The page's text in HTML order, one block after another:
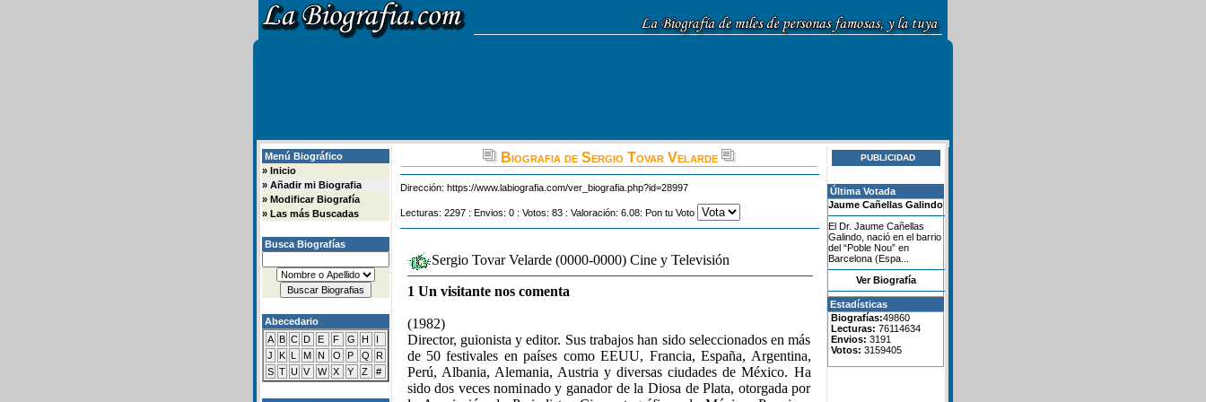
Menú Biográfico
» Inicio
» Añadir mi Biografia
» Modificar Biografía
» Las más Buscadas
Busca Biografías
Abecedario
A B C D E F G H
I
J
K L M N O P Q
R
S T U V W X Y Z #
Biografia de Sergio Tovar Velarde
Dirección: https://www.labiografia.com/ver_biografia.php?id=28997
Lecturas: 2297 : Envios: 0 : Votos: 83 : Valoración: 6.08: Pon tu Voto
Sergio Tovar Velarde (0000-0000) Cine y Televisión
1 Un visitante nos comenta
(1982)
Director, guionista y editor. Sus trabajos han sido seleccionados en más
de 50 festivales en países como EEUU, Francia, España, Argentina,
Perú, Albania, Alemania, Austria y diversas ciudades de México. Ha
sido dos veces nominado y ganador de la Diosa de Plata, otorgada por
PUBLICIDAD
Última Votada
Jaume Cañellas Galindo
El Dr. Jaume Cañellas
Galindo, nació en el barrio
del “Poble Nou” en
Barcelona (Espa...
Ver Biografía
Estadísticas
Biografías:49860
Lecturas: 76114634
Envios: 3191
Votos: 3159405